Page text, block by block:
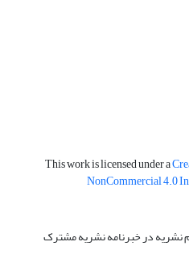
This work is licensed under a
NonCommercial 4.0
نشریه در خبرنامه نشریه مشترک